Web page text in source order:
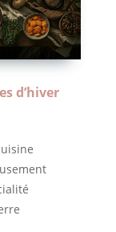
d’hiver